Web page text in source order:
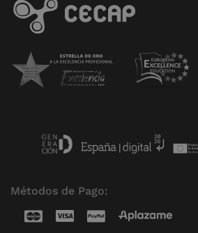
Métodos de Pago: